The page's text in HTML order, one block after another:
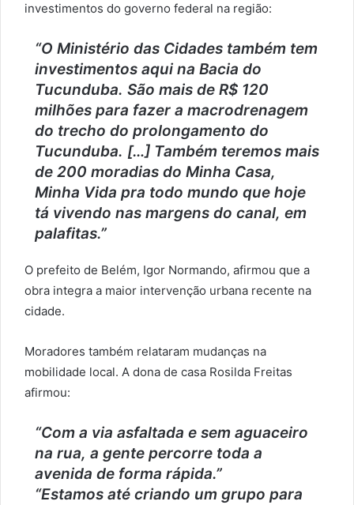
investimentos do governo federal na região:
“O Ministério das Cidades também tem
investimentos aqui na Bacia do
Tucunduba. São mais de R$ 120
milhões para fazer a macrodrenagem
do trecho do prolongamento do
Tucunduba. […] Também teremos mais
de 200 moradias do Minha Casa,
Minha Vida pra todo mundo que hoje
tá vivendo nas margens do canal, em
palafitas.”
O prefeito de Belém, Igor Normando, afirmou que a
obra integra a maior intervenção urbana recente na
cidade.
Moradores também relataram mudanças na
mobilidade local. A dona de casa Rosilda Freitas
afirmou:
“Com a via asfaltada e sem aguaceiro
na rua, a gente percorre toda a
avenida de forma rápida.”
“Estamos até criando um grupo para